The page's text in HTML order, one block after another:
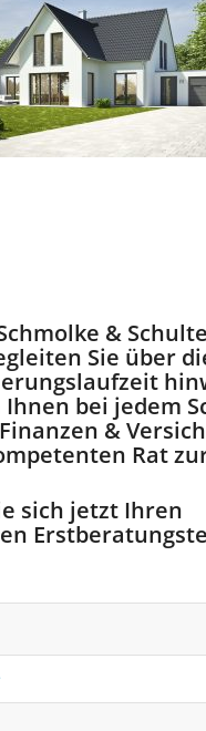
&
Sie über
Ihnen bei jedem
&
Rat
sich jetzt Ihren